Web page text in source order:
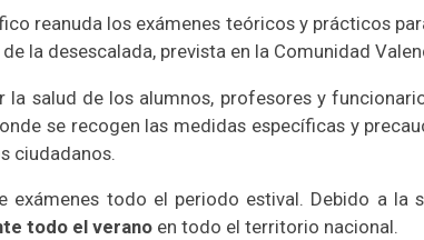
reanuda los exámenes teóricos y prácticos
de la desescalada, prevista en la Comunidad
la salud de los alumnos, profesores y
se recogen las medidas específicas y
ciudadanos.
exámenes todo el periodo estival. Debido a la
todo el verano en todo el territorio nacional.